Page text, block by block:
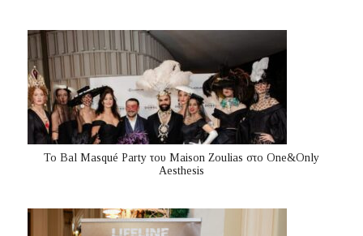
Το Bal Masqué Party του Maison Zoulias στο One&Only
Aesthesis